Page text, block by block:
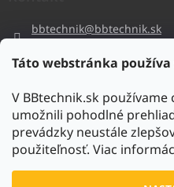
Táto webstránka
V BBtechnik.sk používame
umožnili pohodlné
prevádzky neustále
použiteľnosť. Viac
bbtechnik@bbtechnik.sk
bbtechnik
https://www.youtube.com/